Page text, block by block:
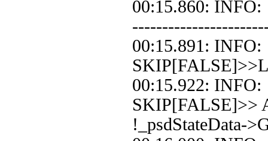
00:15.860:
00:15.891:
00:15.922:
SKIP[FALSE]>>
!_psdStateData-